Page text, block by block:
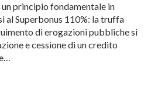
principio fondamentale in
al Superbonus 110%: la truffa
di erogazioni pubbliche si
e cessione di un credito